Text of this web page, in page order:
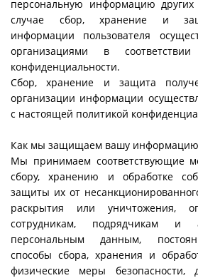
персональную информацию
случае сбор, хранение и
информации пользователя
организациями в
конфиденциальности.
Сбор, хранение и защита
организации информации
с настоящей политикой
Как мы защищаем вашу информацию
Мы принимаем соответствующие
сбору, хранению и обработке
защиты их от
раскрытия или уничтожения,
сотрудникам, подрядчикам и
персональным данным,
способы сбора, хранения и
физические меры безопасности,